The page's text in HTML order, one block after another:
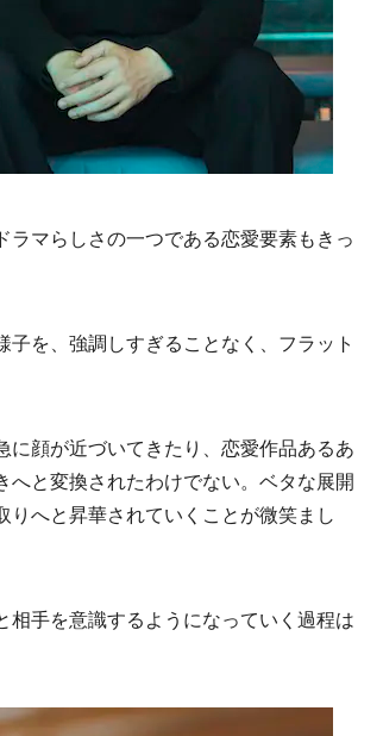
マらしさの一つである恋愛要素もきっ
を、強調しすぎることなく、フラット
顔が近づいてきたり、恋愛作品あるあ
と変換されたわけでない。ベタな展開
へと昇華されていくことが微笑まし
手を意識するようになっていく過程は